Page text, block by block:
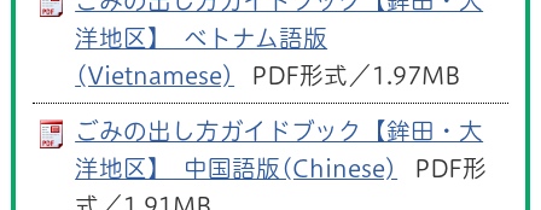
洋地区】_ベトナム語版
(Vietnamese)
PDF形式／1.97MB
ごみの出し方ガイドブック【鉾田・大
洋地区】_中国語版(Chinese)
PDF形